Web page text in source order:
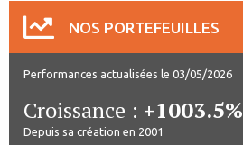
NOS PORTEFEUILLES
Performances actualisées le 03/05/2026
Croissance : +1003.5%
Depuis sa création en 2001